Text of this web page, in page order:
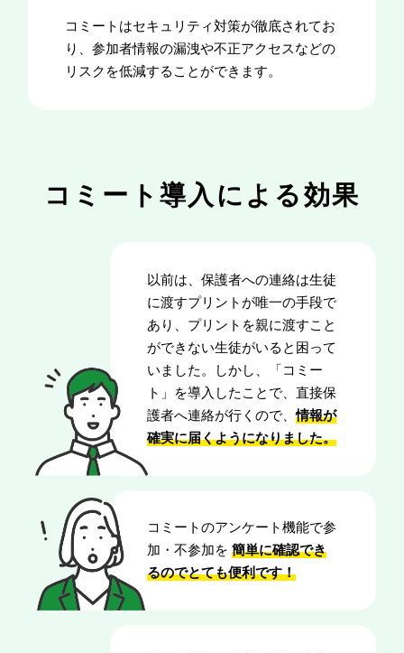
コミートはセキュリティ対策が徹底されてお
り、参加者情報の漏洩や不正アクセスなどの
リスクを低減することができます。
コミート導入による効果
以前は、保護者への連絡は生徒
に渡すプリントが唯一の手段で
あり、プリントを親に渡すこと
ができない生徒がいると困って
いました。しかし、「コミー
ト」を導入したことで、直接保
護者へ連絡が行くので、情報が
確実に届くようになりました。
コミートのアンケート機能で参
加・不参加を簡単に確認でき
るのでとても便利です！